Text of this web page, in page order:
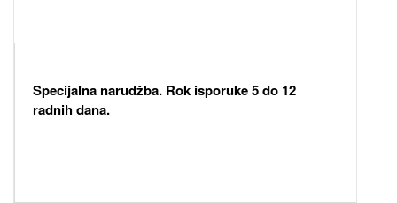
Specijalna narudžba. Rok isporuke 5 do 12
radnih dana.